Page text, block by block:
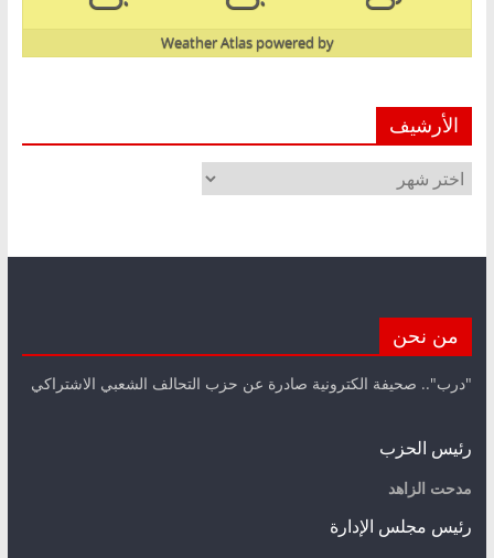
powered by
Weather Atlas
الأرشيف
الأرشيف
من نحن
"درب".. صحيفة الكترونية صادرة عن حزب التحالف الشعبي الاشتراكي
رئيس الحزب
مدحت الزاهد
رئيس مجلس الإدارة